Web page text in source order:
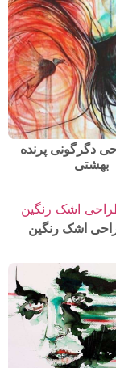
دگرگونی پرنده
بهشتی
اشک رنگین